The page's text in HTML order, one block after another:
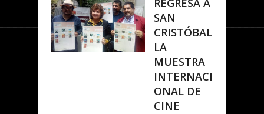
REGRESA A
SAN
CRISTÓBAL
LA
MUESTRA
INTERNACI
ONAL DE
CINE